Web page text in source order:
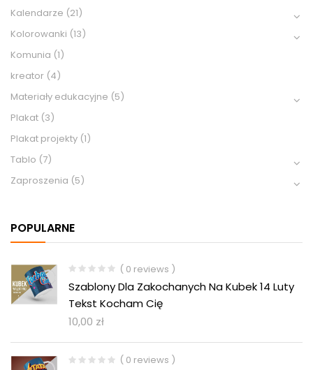
Kalendarze (21)
Kolorowanki (13)
Komunia (1)
kreator (4)
Materiały edukacyjne (5)
Plakat (3)
Plakat projekty (1)
Tablo (7)
Zaproszenia (5)
POPULARNE
( 0 reviews )
Szablony Dla Zakochanych Na Kubek 14 Luty
Tekst Kocham Cię
10,00 zł
( 0 reviews )